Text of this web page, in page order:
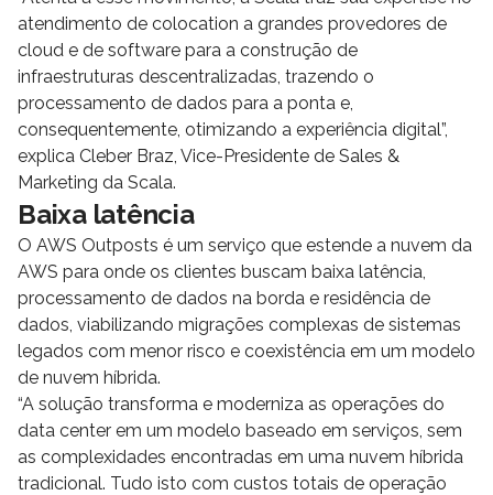
atendimento de colocation a grandes provedores de
cloud e de software para a construção de
infraestruturas descentralizadas, trazendo o
processamento de dados para a ponta e,
consequentemente, otimizando a experiência digital”,
explica Cleber Braz, Vice-Presidente de Sales &
Marketing da Scala.
Baixa latência
O AWS Outposts é um serviço que estende a nuvem da
AWS para onde os clientes buscam baixa latência,
processamento de dados na borda e residência de
dados, viabilizando migrações complexas de sistemas
legados com menor risco e coexistência em um modelo
de nuvem híbrida.
“A solução transforma e moderniza as operações do
data center em um modelo baseado em serviços, sem
as complexidades encontradas em uma nuvem híbrida
tradicional. Tudo isto com custos totais de operação